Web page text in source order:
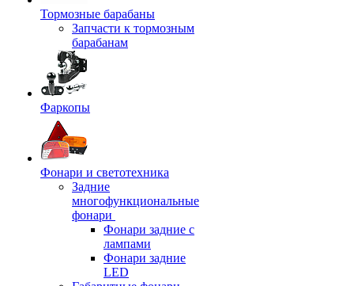
Тормозные барабаны
Запчасти к тормозным
барабанам
Фаркопы
Фонари и светотехника
Задние
многофункциональные
фонари
Фонари задние с
лампами
Фонари задние
LED